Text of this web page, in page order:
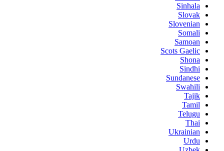
Sinhala
Slovak
Slovenian
Somali
Samoan
Scots Gaelic
Shona
Sindhi
Sundanese
Swahili
Tajik
Tamil
Telugu
Thai
Ukrainian
Urdu